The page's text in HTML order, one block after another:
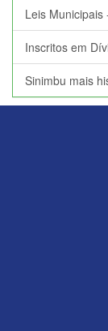
Leis Municipais
Inscritos em
Sinimbu mais